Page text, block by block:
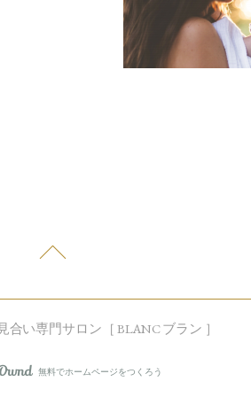
合い専門サロン［ BLANC ブラン ］
AmebaOwnd
無料でホームページをつくろう